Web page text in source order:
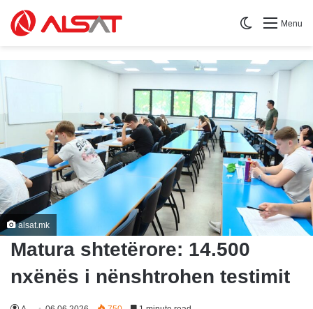
Menu
Switch skin
alsat.mk
Matura shtetërore: 14.500
nxënës i nënshtrohen testimit